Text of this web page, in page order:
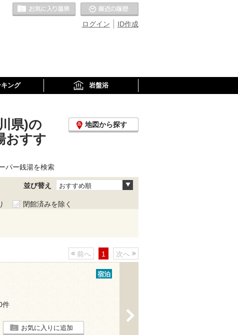
ID作成
ログイン
お気に入りの温泉
ング 岩盤浴
県)の
おすす
地図から探す
パー銭湯を検索
並び替え おすすめ順
閉館済みを除く
前へ 1 次へ
宿泊
件
お気に入りに追加